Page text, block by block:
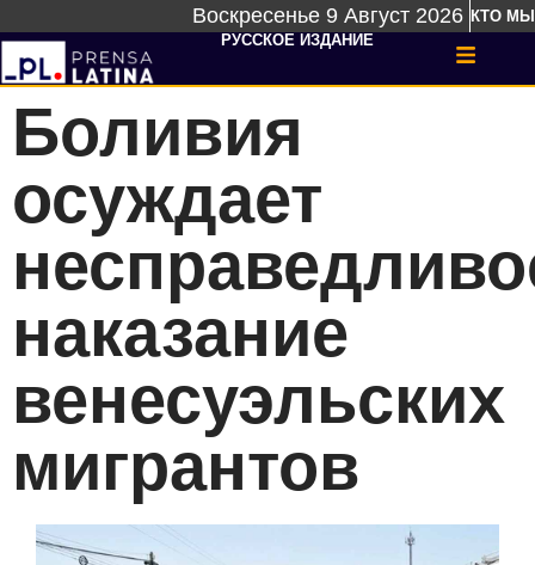
Воскресенье 9 Август 2026 КТО МЫ
РУССКОЕ ИЗДАНИЕ
Боливия
осуждает
наказание
венесуэльских
мигрантов